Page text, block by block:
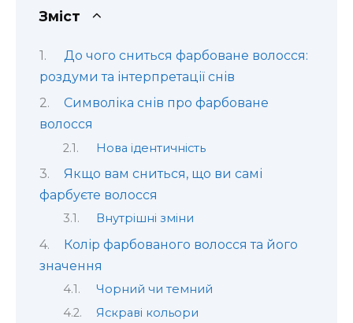
Зміст
До чого сниться фарбоване волосся:
роздуми та інтерпретації снів
Символіка снів про фарбоване
волосся
Нова ідентичність
Якщо вам сниться, що ви самі
фарбуєте волосся
Внутрішні зміни
Колір фарбованого волосся та його
значення
Чорний чи темний
Яскраві кольори